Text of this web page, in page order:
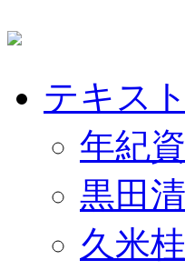
テキスト
年紀
黒田
久米